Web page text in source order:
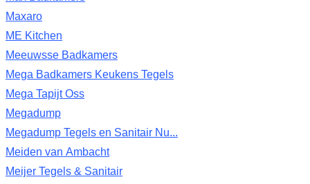
Maxaro
ME Kitchen
Meeuwsse Badkamers
Mega Badkamers Keukens Tegels
Mega Tapijt Oss
Megadump
Megadump Tegels en Sanitair Nu...
Meiden van Ambacht
Meijer Tegels & Sanitair